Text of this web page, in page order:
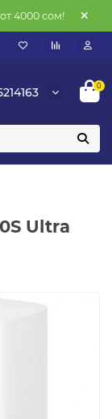
4000 сом!
0
Ultra